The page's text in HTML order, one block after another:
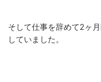
そして仕事を辞めて2ヶ
していました。